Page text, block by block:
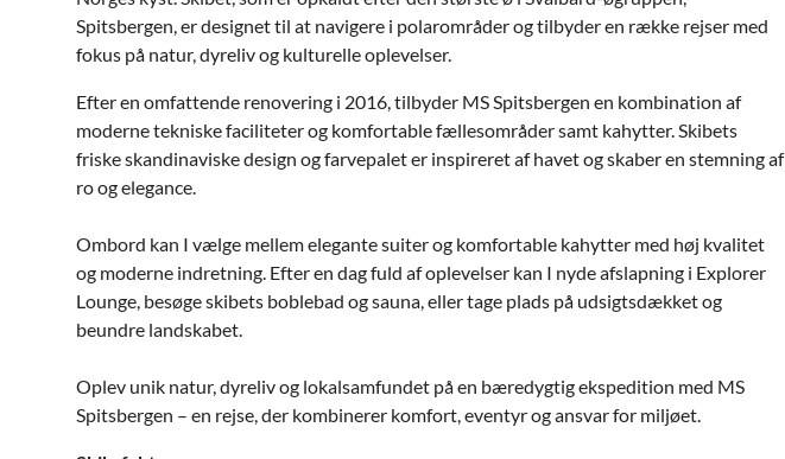
Spitsbergen, er designet til at navigere i polarområder og tilbyder en række rejser med
fokus på natur, dyreliv og kulturelle oplevelser.
Efter en omfattende renovering i 2016, tilbyder MS Spitsbergen en kombination af
moderne tekniske faciliteter og komfortable fællesområder samt kahytter. Skibets
friske skandinaviske design og farvepalet er inspireret af havet og skaber en stemning af
ro og elegance.
Ombord kan I vælge mellem elegante suiter og komfortable kahytter med høj kvalitet
og moderne indretning. Efter en dag fuld af oplevelser kan I nyde afslapning i Explorer
Lounge, besøge skibets boblebad og sauna, eller tage plads på udsigtsdækket og
beundre landskabet.
Oplev unik natur, dyreliv og lokalsamfundet på en bæredygtig ekspedition med MS
Spitsbergen – en rejse, der kombinerer komfort, eventyr og ansvar for miljøet.